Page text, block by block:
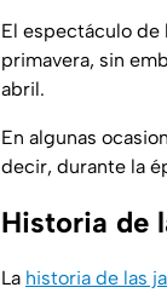
El espectáculo de
primavera, sin
abril.
En algunas
decir, durante la
Historia de
La historia de las